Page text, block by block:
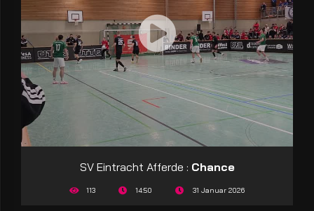
SV Eintracht Afferde : Chance
113 14:50 31 Januar 2026